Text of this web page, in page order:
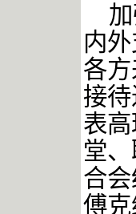
内
各
接
表
堂
合
傅